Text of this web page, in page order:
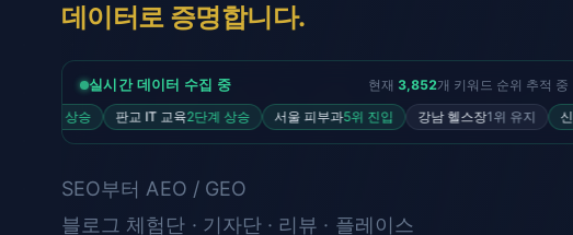
데이터로 증명합니다.
실시간 데이터 수집 중 현재 3,855개 키워드 순위 추적 중
판교 IT 교육2단계 상승 서울 피부과5위 진입 강남 헬스장1위 유지 신촌 분위기
SEO부터 AEO / GEO
블로그 체험단 · 기자단 · 리뷰 · 플레이스